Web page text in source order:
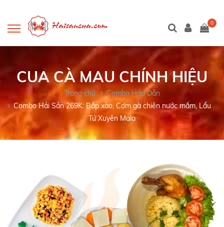
0
CUA CÀ MAU CHÍNH HIỆU
Trang chủ
Combo Hấp Dẫn
Combo Hải Sản 269K: Bắp xào, Cơm gà chiên nước mắm, Lẩu
Tứ Xuyên Mala